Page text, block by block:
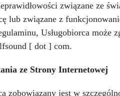
związane ze
lub związane z
Usługobiorca może
[ dot ] com.
ze Strony Internetowej
zobowiązany jest w